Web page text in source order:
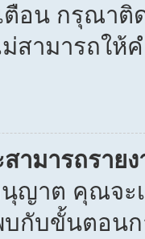
ตือน กรุณา
ม่สามารถใ
สามารถรา
ญาต คุณจะเ
กับขั้นตอนก